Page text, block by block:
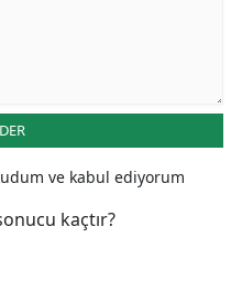
ve kabul ediyorum
kaçtır?